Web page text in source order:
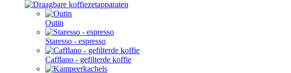
Outin
Staresso - espresso
Cafflano - gefilterde koffie